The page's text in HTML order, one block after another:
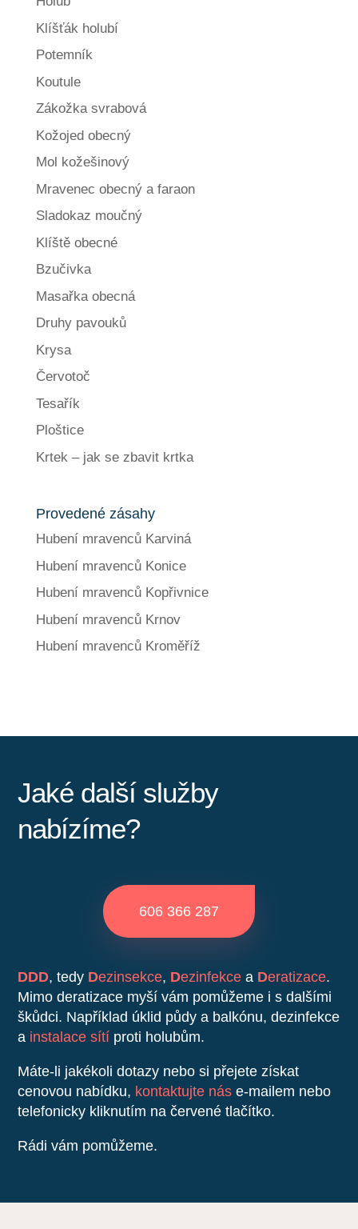
Klíšťák holubí
Potemník
Koutule
Zákožka svrabová
Kožojed obecný
Mol kožešinový
Mravenec obecný a faraon
Sladokaz moučný
Klíště obecné
Bzučivka
Masařka obecná
Druhy pavouků
Krysa
Červotoč
Tesařík
Ploštice
Krtek – jak se zbavit krtka
Provedené zásahy
Hubení mravenců Karviná
Hubení mravenců Konice
Hubení mravenců Kopřivnice
Hubení mravenců Krnov
Hubení mravenců Kroměříž
Jaké další služby
nabízíme?
606 366 287
DDD, tedy Dezinsekce, Dezinfekce a Deratizace.
Mimo deratizace myší vám pomůžeme i s dalšími
škůdci. Například úklid půdy a balkónu, dezinfekce
a instalace sítí proti holubům.
Máte-li jakékoli dotazy nebo si přejete získat
cenovou nabídku, kontaktujte nás e-mailem nebo
telefonicky kliknutím na červené tlačítko.
Rádi vám pomůžeme.